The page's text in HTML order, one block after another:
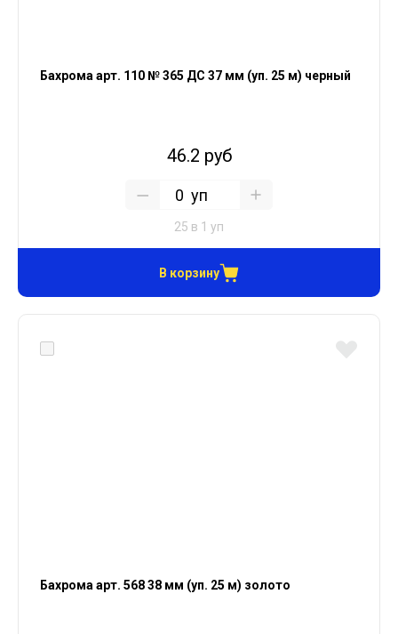
Бахрома арт. 110 № 365 ДС 37 мм (уп. 25 м) черный
46.2 руб
уп
25 в 1 уп
В корзину
Бахрома арт. 568 38 мм (уп. 25 м) золото